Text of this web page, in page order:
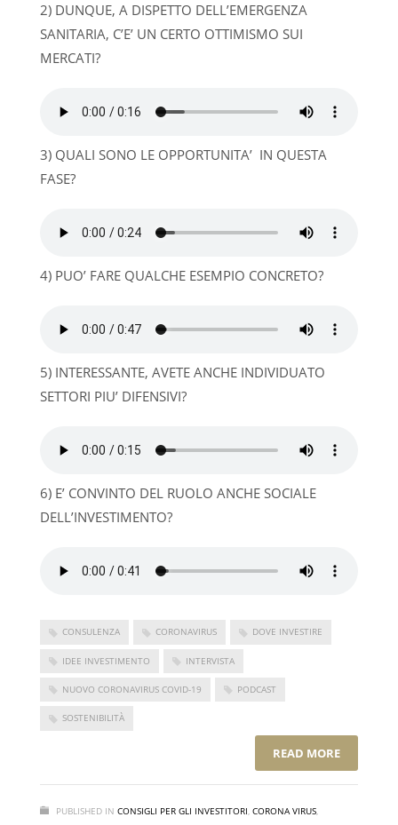
2) DUNQUE, A DISPETTO DELL’EMERGENZA
SANITARIA, C’E’ UN CERTO OTTIMISMO SUI
MERCATI?
3) QUALI SONO LE OPPORTUNITA’ IN QUESTA
FASE?
4) PUO’ FARE QUALCHE ESEMPIO CONCRETO?
5) INTERESSANTE, AVETE ANCHE INDIVIDUATO
SETTORI PIU’ DIFENSIVI?
6) E’ CONVINTO DEL RUOLO ANCHE SOCIALE
DELL’INVESTIMENTO?
CONSULENZA CORONAVIRUS DOVE INVESTIRE
IDEE INVESTIMENTO INTERVISTA
NUOVO CORONAVIRUS COVID-19 PODCAST
SOSTENIBILITÀ
READ MORE
PUBLISHED IN CONSIGLI PER GLI INVESTITORI CORONA VIRUS